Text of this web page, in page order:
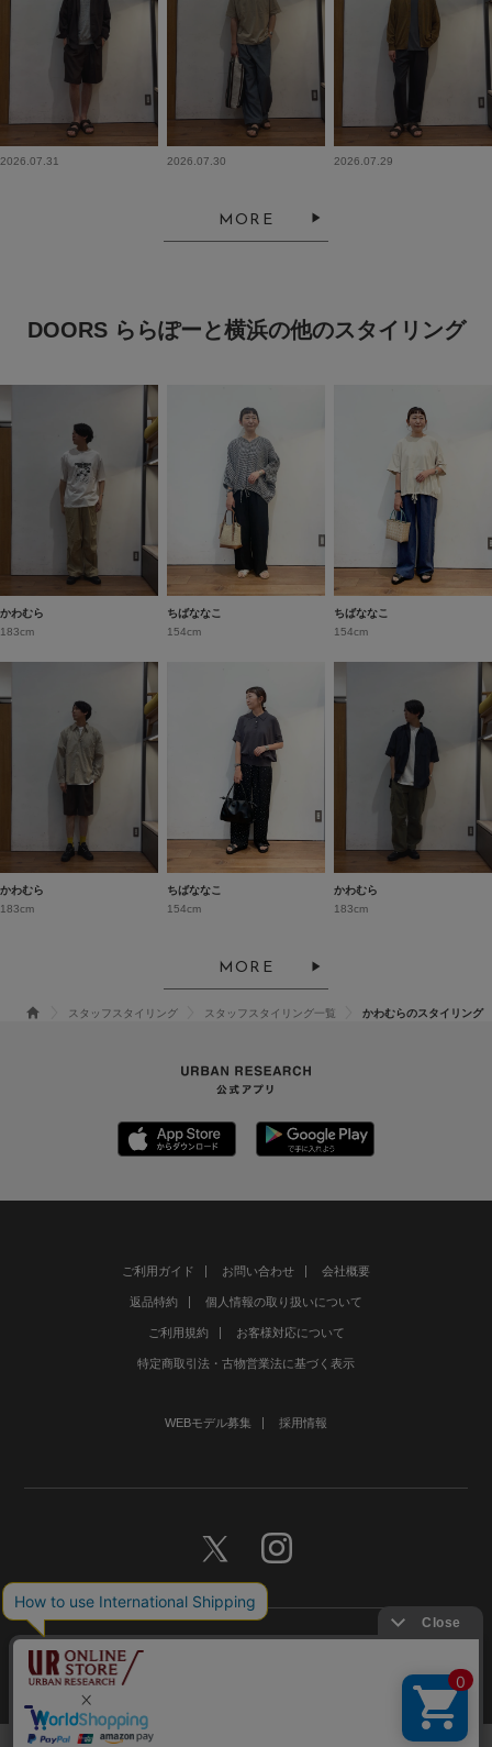
2026.07.31 2026.07.30 2026.07.29
MORE
DOORS ららぽーと横浜の他のスタイリング
かわむら
183cm
ちばななこ
154cm
ちばななこ
154cm
かわむら
183cm
ちばななこ
154cm
かわむら
183cm
MORE
スタッフスタイリング スタッフスタイリング一覧 かわむらのスタイリング
ご利用ガイド お問い合わせ 会社概要
返品特約 個人情報の取り扱いについて
ご利用規約 お客様対応について
特定商取引法・古物営業法に基づく表示
WEBモデル募集 採用情報
©URBAN RESEARCH Co., Ltd.All rights Reserved.